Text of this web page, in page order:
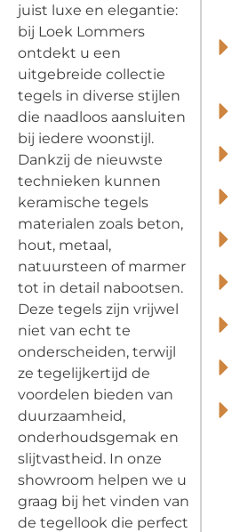
juist luxe en elegantie:
bij Loek Lommers
ontdekt u een
uitgebreide collectie
tegels in diverse stijlen
die naadloos aansluiten
bij iedere woonstijl.
Dankzij de nieuwste
technieken kunnen
keramische tegels
materialen zoals beton,
hout, metaal,
natuursteen of marmer
tot in detail nabootsen.
Deze tegels zijn vrijwel
niet van echt te
onderscheiden, terwijl
ze tegelijkertijd de
voordelen bieden van
duurzaamheid,
onderhoudsgemak en
slijtvastheid. In onze
showroom helpen we u
graag bij het vinden van
de tegellook die perfect